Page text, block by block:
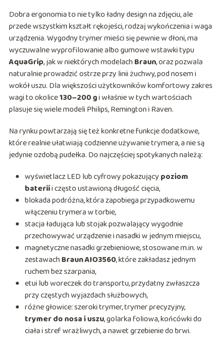
Dobra ergonomia to nie tylko ładny design na zdjęciu, ale
przede wszystkim kształt rękojeści, rodzaj wykończenia i waga
urządzenia. Wygodny trymer mieści się pewnie w dłoni, ma
wyczuwalne wyprofilowanie albo gumowe wstawki typu
AquaGrip, jak w niektórych modelachBraun, oraz pozwala
naturalnie prowadzić ostrze przy linii żuchwy, pod nosem i
wokół uszu. Dla większości użytkowników komfortowy zakres
wagi to okolice130–200 gi właśnie w tych wartościach
plasuje się wiele modeli Philips, Remington i Raven.
Na rynku powtarzają się też konkretne funkcje dodatkowe,
które realnie ułatwiają codzienne używanie trymera, a nie są
jedynie ozdobą pudełka. Do najczęściej spotykanych należą:
wyświetlacz LED lub cyfrowy pokazujący poziom
bateriii często ustawioną długość cięcia,
blokada podróżna, która zapobiega przypadkowemu
włączeniu trymera w torbie,
stacja ładująca lub stojak pozwalający wygodnie
przechowywać urządzenie i nasadki w jednym miejscu,
magnetyczne nasadki grzebieniowe, stosowane m.in. w
zestawachBraun AIO3560, które zakładasz jednym
ruchem bez szarpania,
etui lub woreczek do transportu, przydatny zwłaszcza
przy częstych wyjazdach służbowych,
różne głowice: szeroki trymer, trymer precyzyjny,
trymer do nosa i uszu, golarka foliowa, końcówki do
ciała i stref wrażliwych, a nawet grzebienie do brwi.